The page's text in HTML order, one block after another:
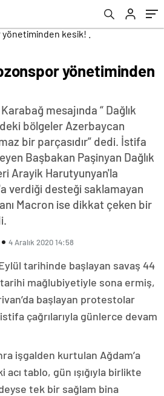
yönetiminden
mesajında “ Dağlık
bölgeler Azerbaycan
bir parçasıdır” dedi. İstifa
Başbakan Paşinyan Dağlık
Arayik Harutyunyan'la
verdiği desteği saklamayan
Macron ise dikkat çeken bir
4 Aralık 2020 14:58
Eylül tarihinde başlayan savaş 44
tarihi mağlubiyetiyle sona ermiş,
başlayan protestolar
çağrılarıyla günlerce devam
işgalden kurtulan Ağdam’a
tablo, gün ışığıyla birlikte
tek bir sağlam bina